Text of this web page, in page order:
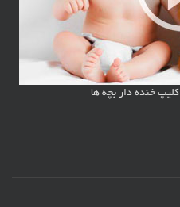
کلیپ خنده دار بچه ها